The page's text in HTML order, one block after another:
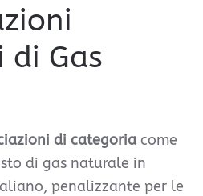
Gas
di categoria come
di gas naturale in
penalizzante per le